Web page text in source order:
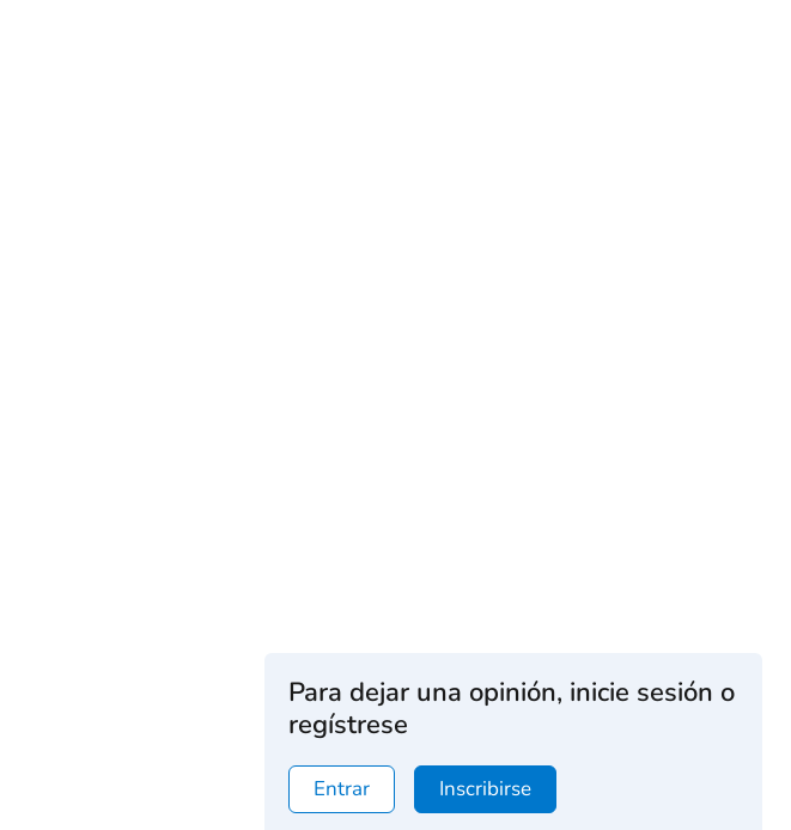
Para dejar una opinión, inicie sesión o
regístrese
Entrar Inscribirse